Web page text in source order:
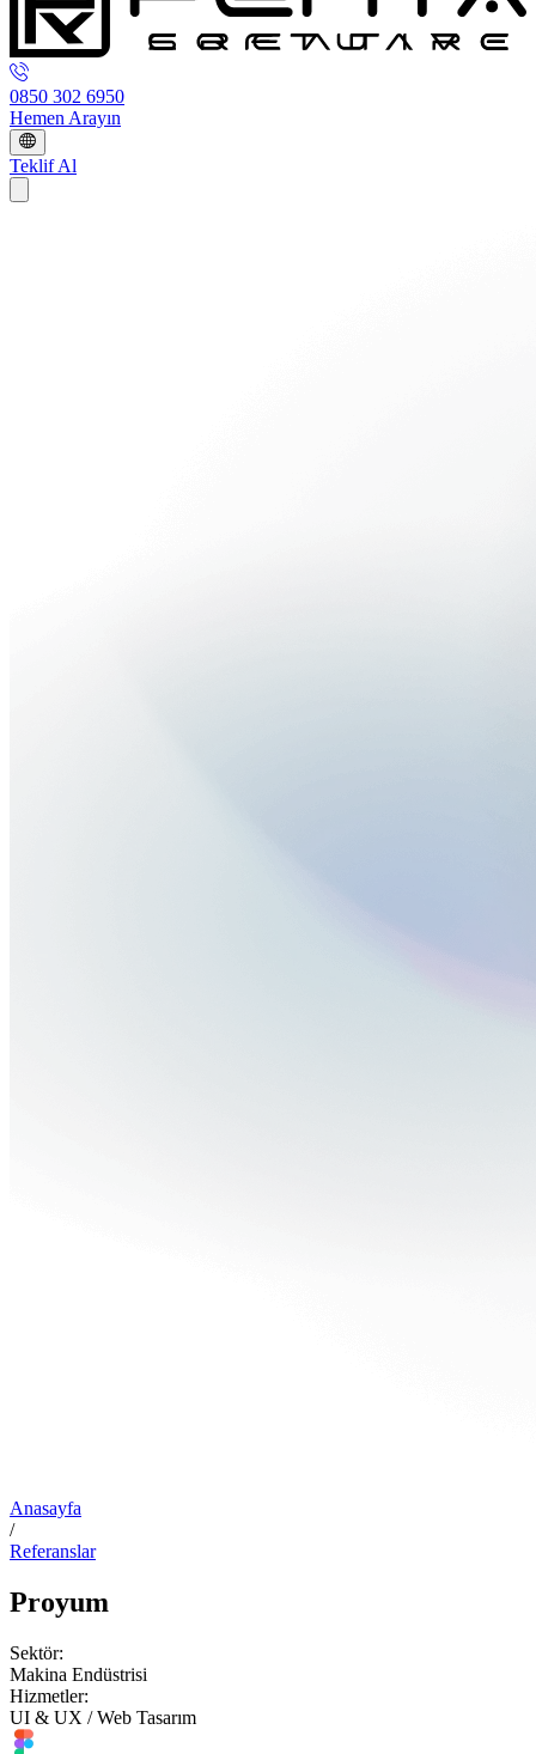
0850 302 6950
Hemen Arayın
Teklif Al
Anasayfa
/
Referanslar
Proyum
Sektör:
Makina Endüstrisi
Hizmetler:
UI & UX / Web Tasarım